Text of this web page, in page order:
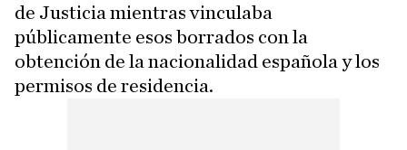
de Justicia mientras vinculaba
públicamente esos borrados con la
obtención de la nacionalidad española y los
permisos de residencia.